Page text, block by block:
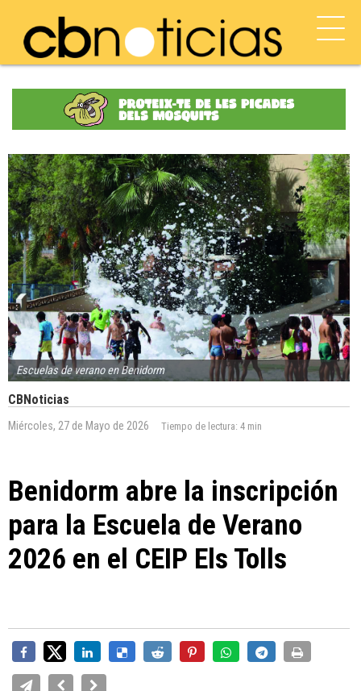
Escuelas de verano en Benidorm
CBNoticias
Miércoles, 27 de Mayo de 2026 Tiempo de lectura: 4 min
Benidorm abre la inscripción
para la Escuela de Verano
2026 en el CEIP Els Tolls